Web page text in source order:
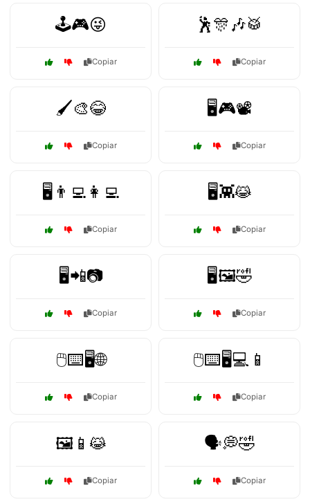
🕹️🎮😜
Copiar
🕺🎊🎶🥁
Copiar
🖌️🎨😂
Copiar
🖥️🎮📽️
Copiar
🖥️👨‍💻👩‍💻
Copiar
🖥️👾😹
Copiar
🖥️📲📷
Copiar
🖥️🖼️🤣
Copiar
🖱️⌨️🖥️🌐
Copiar
🖱️⌨️🖥️💻📱
Copiar
🖼️📱😹
Copiar
🗣️💭🤣
Copiar